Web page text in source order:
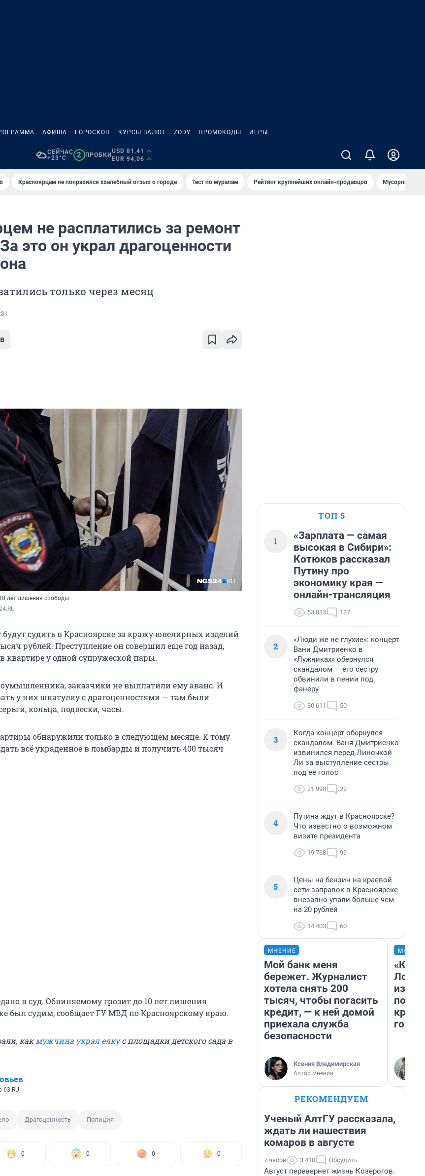
АФИША ГОРОСКОП КУРСЫ ВАЛЮТ ZODY ПРОМОКОДЫ ИГРЫ
СЕЙЧАС
+23°C
2 ПРОБКИ
USD 81,41
EUR 94,06
Красноярцам не понравился хвалебный отзыв о городе Тест по мурaлaм Рейтинг крупнейших онлайн-продавцов Мусорный
не расплатились за ремонт
это он украл драгоценности
только через месяц
лет лишения свободы
судить в Красноярске за кражу ювелирных изделий
рублей. Преступление он совершил еще год назад,
квартире у одной супружеской пары.
заказчики не выплатили ему аванс. И
у них шкатулку с драгоценностями — там были
кольца, подвески, часы.
обнаружили только в следующем месяце. К тому
всё украденное в ломбарды и получить 400 тысяч
в суд. Обвиняемому грозит до 10 лет лишения
был судим, сообщает ГУ МВД по Красноярскому краю.
как мужчина украл елкус площадки детского сада в
63.RU
Драгоценность Полиция
0 0 0 0
ТОП 5
1
«Зарплата — самая
высокая в Сибири»:
Котюков рассказал
Путину про
экономику края —
онлайн-трансляция
53 833 137
2
«Люди же не глухие»: концерт
Вани Дмитриенко в
«Лужниках» обернулся
скандалом — его сестру
обвинили в пении под
фанеру
30 611 50
3
Когда концерт обернулся
скандалом. Ваня Дмитриенко
извинился перед Линочкой
Ли за выступление сестры
под ее голос
21 990 22
4
Путина ждут в Красноярске?
Что известно о возможном
визите президента
19 768 99
5
Цены на бензин на краевой
сети заправок в Красноярске
внезапно упали больше чем
на 20 рублей
14 403 60
МНЕНИЕ
Мой банк меня
бережет. Журналист
хотела снять 200
тысяч, чтобы погасить
кредит, — к ней домой
приехала служба
безопасности
Ксения Владимирская
Автор мнения
«Как
из
круче
РЕКОМЕНДУЕМ
Ученый АлтГУ рассказала,
ждать ли нашествия
комаров в августе
7 часов 3 410 Обсудить
Август перевернет жизнь Козерогов.